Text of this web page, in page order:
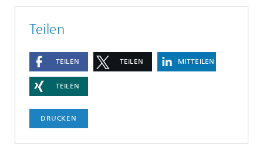
Teilen
TEILEN TEILEN MITTEILEN
TEILEN
DRUCKEN